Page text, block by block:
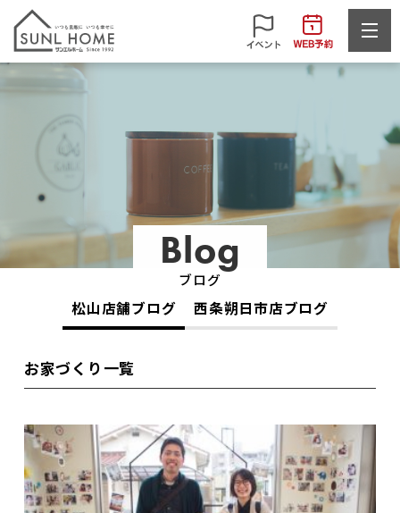
Blog
ブログ
松山店舗ブログ 西条朔日市店ブログ
お家づくり一覧